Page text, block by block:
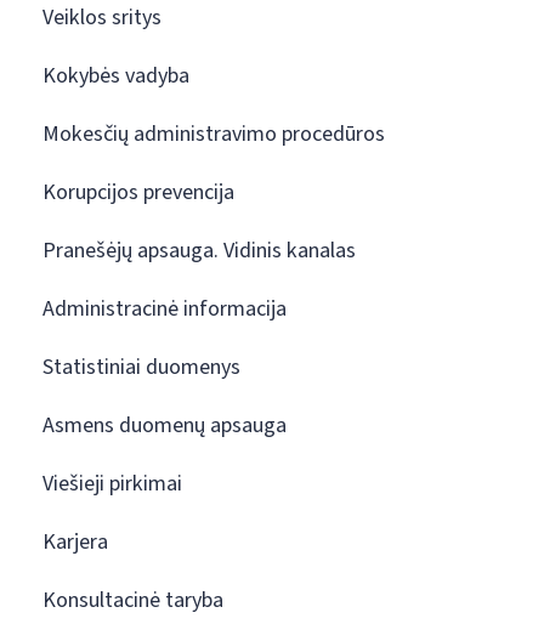
Veiklos sritys
Kokybės vadyba
Mokesčių administravimo procedūros
Korupcijos prevencija
Pranešėjų apsauga. Vidinis kanalas
Administracinė informacija
Statistiniai duomenys
Asmens duomenų apsauga
Viešieji pirkimai
Karjera
Konsultacinė taryba